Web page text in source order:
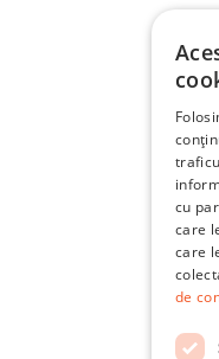
cu
care
care
de